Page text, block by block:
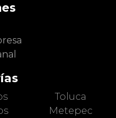
Toluca
Metepec